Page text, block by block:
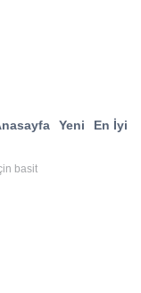
Yeni En İyi
basit